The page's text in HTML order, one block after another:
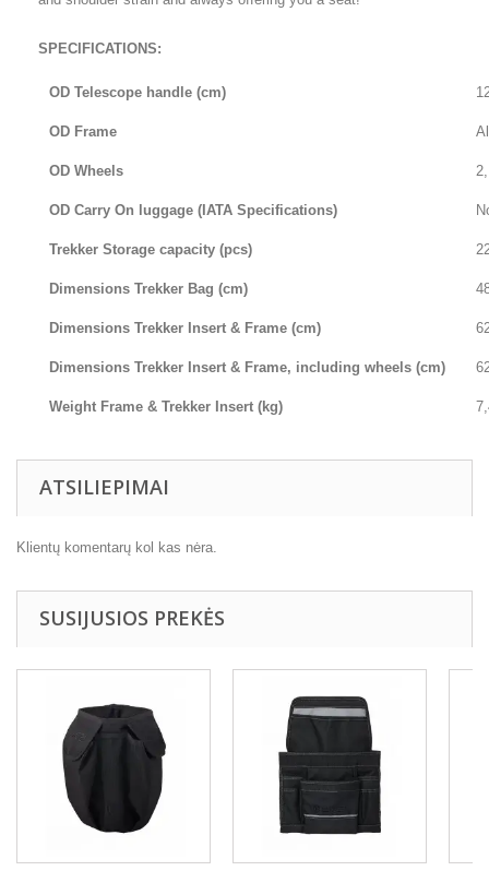
SPECIFICATIONS:
OD Telescope handle (cm)
OD Frame
OD Wheels
OD Carry On luggage (IATA Specifications)
Trekker Storage capacity (pcs)
Dimensions Trekker Bag (cm)
Dimensions Trekker Insert & Frame (cm)
Dimensions Trekker Insert & Frame, including wheels (cm)
Weight Frame & Trekker Insert (kg)
ATSILIEPIMAI
Klientų komentarų kol kas nėra.
SUSIJUSIOS PREKĖS